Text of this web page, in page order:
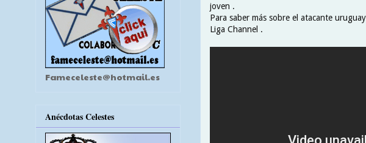
joven .
Para saber más sobre el atacante
Liga Channel .
Fameceleste@hotmail.es
Anécdotas Celestes